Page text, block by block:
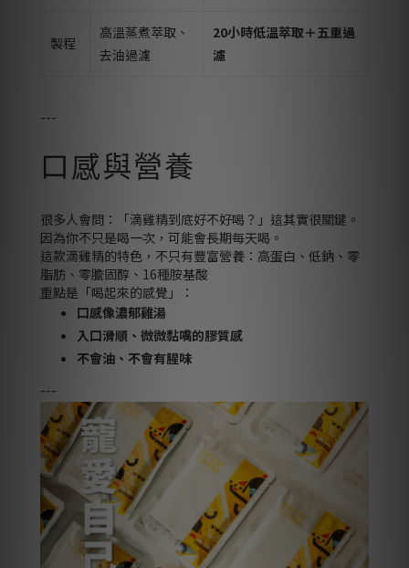
製程
高溫蒸煮萃取、
去油過濾
20小時低溫萃取＋五重過
濾
---
口感與營養
很多人會問：「滴雞精到底好不好喝？」這其實很關鍵。
因為你不只是喝一次，可能會長期每天喝。
這款滴雞精的特色，不只有豐富營養：高蛋白、低鈉、零
脂肪、零膽固醇、16種胺基酸
重點是「喝起來的感覺」：
口感像濃郁雞湯
入口滑順、微微黏嘴的膠質感
不會油、不會有腥味
---